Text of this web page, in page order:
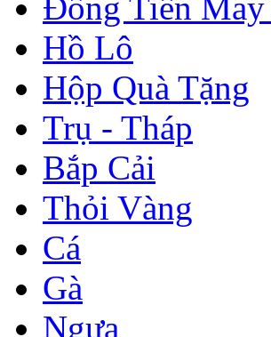
Hồ Lô
Hộp Quà Tặng
Trụ - Tháp
Bắp Cải
Thỏi Vàng
Cá
Gà
Ngựa